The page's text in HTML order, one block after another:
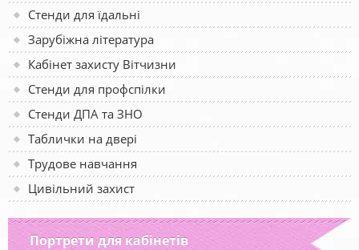
Стенди для їдальні
Зарубіжна література
Кабінет захисту Вітчизни
Стенди для профспілки
Стенди ДПА та ЗНО
Таблички на двері
Трудове навчання
Цивільний захист
Портрети для кабінетів